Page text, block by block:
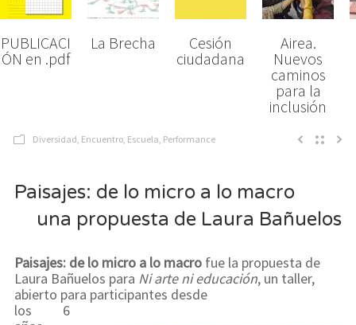
PUBLICACI
ÓN en .pdf
La Brecha
Cesión
ciudadana
Airea.
Nuevos
caminos
para la
inclusión
Diversidad, Encuentro, Escuela, Performance
Paisajes: de lo micro a lo macro
una propuesta de Laura Bañuelos
Paisajes: de lo micro a lo macro fue la propuesta de
Laura Bañuelos para Ni arte ni educación, un taller,
abierto para participantes desde
los 6